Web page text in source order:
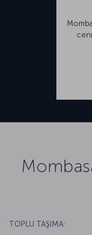
TOPLU TAŞIMA: